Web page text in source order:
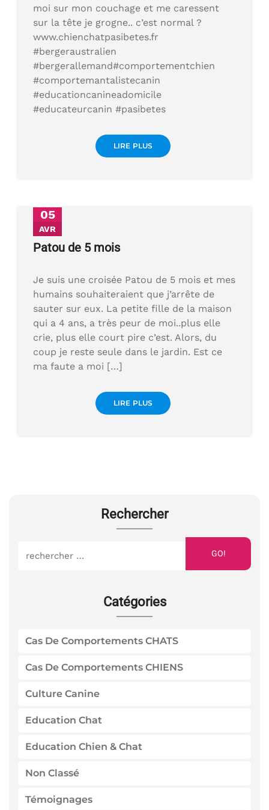
moi sur mon couchage et me caressent
sur la tête je grogne.. c’est normal ?
www.chienchatpasibetes.fr
#bergeraustralien
#bergerallemand#comportementchien
#comportemantalistecanin
#educationcanineadomicile
#educateurcanin #pasibetes
LIRE PLUS
05
AVR
Patou de 5 mois
Je suis une croisée Patou de 5 mois et mes
humains souhaiteraient que j’arrête de
sauter sur eux. La petite fille de la maison
qui a 4 ans, a très peur de moi..plus elle
crie, plus elle court pire c’est. Alors, du
coup je reste seule dans le jardin. Est ce
ma faute a moi […]
LIRE PLUS
Rechercher
GO!
Catégories
Cas De Comportements CHATS
Cas De Comportements CHIENS
Culture Canine
Education Chat
Education Chien & Chat
Non Classé
Témoignages